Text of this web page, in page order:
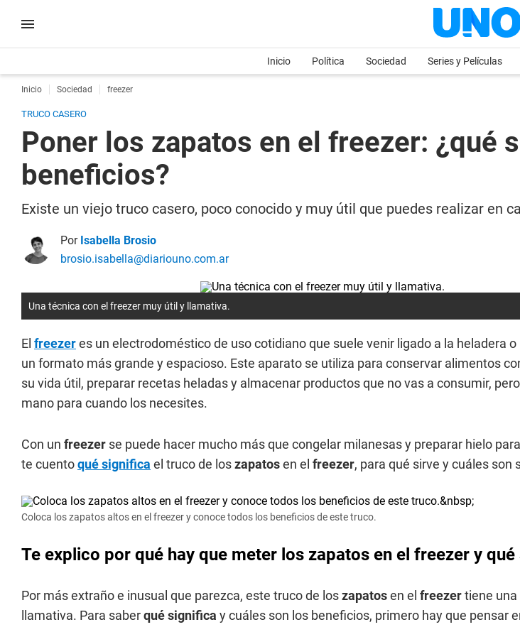
Inicio Política Sociedad Series y Películas
Inicio Sociedad freezer
TRUCO CASERO
Poner los zapatos en el freezer: ¿qué
beneficios?
Existe un viejo truco casero, poco conocido y muy útil que puedes realizar en
Por Isabella Brosio
brosio.isabella@diariouno.com.ar
Una técnica con el freezer muy útil y llamativa.
El freezeres un electrodoméstico de uso cotidiano que suele venir ligado a la heladera o
un formato más grande y espacioso. Este aparato se utiliza para conservar alimentos
su vida útil, preparar recetas heladas y almacenar productos que no vas a consumir,
mano para cuando los necesites.
Con un freezer se puede hacer mucho más que congelar milanesas y preparar hielo
te cuentoqué significa el truco de loszapatosen el freezer, para qué sirve y cuáles son
Coloca los zapatos altos en el freezer y conoce todos los beneficios de este truco.
Te explico por qué hay que meter los zapatos en el freezer y
Por más extraño e inusual que parezca, este truco de loszapatosen el freezertiene
llamativa. Para saberqué significa y cuáles son los beneficios, primero hay que pensar